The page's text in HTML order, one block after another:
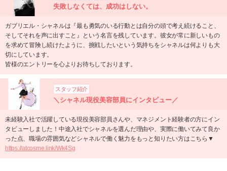
失敗しなくては、成功はしない。
ガブリエル・シャネルは『最も勇気のいる行動とは自分の頭で考え続けること、
そしてそれを声に出すこと』という名言を残しています。彼女が常に新しいもの
を求めて冒険し続けたように、挑戦したいという気持ちをシャネルは何よりも大
切にしています。
皆様のエントリーを心よりお待ちしております。
スタッフ紹介
＼シャネル現役美容部員にインタビュー／
未経験入社で活躍している現役美容部員さんや、マネジメント経験者の方にイン
タビューしました！中途入社でシャネルを選んだ理由や、実際に働いてみて良か
った点、職場の雰囲気などシャネルで働く魅力をもっと知りたい方はこちら▼
https://atcosme.link/Wk4Sg